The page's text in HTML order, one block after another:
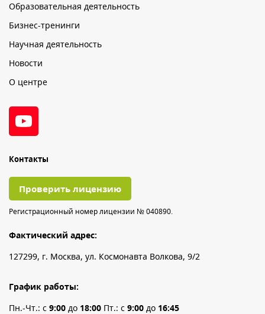
Образовательная деятельность
Бизнес-тренинги
Научная деятельность
Новости
О центре
Контакты
Проверить лицензию
Регистрационный номер лицензии № 040890.
Фактический адрес:
127299, г. Москва, ул. Космонавта Волкова, 9/2
График работы:
Пн.-Чт.: с 9:00 до 18:00 Пт.: с 9:00 до 16:45